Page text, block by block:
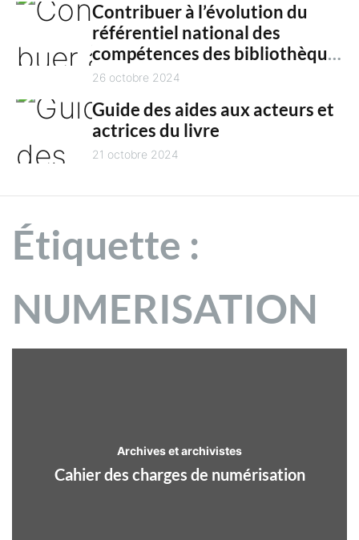
Contribuer à l’évolution du
référentiel national des
compétences des bibliothèques
territoriales
26 octobre 2024
Guide des aides aux acteurs et
actrices du livre
21 octobre 2024
Étiquette :
NUMERISATION
Archives et archivistes
Cahier des charges de numérisation